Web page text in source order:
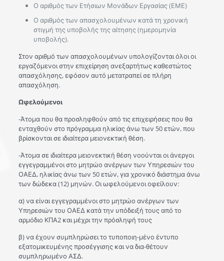
Ο αριθμός των Ετήσιων Μονάδων Εργασίας (ΕΜΕ)
Ο αριθμός των απασχολουμένων κατά τη χρονική
στιγμή της υποβολής της αίτησης (ημερομηνία
υποβολής).
Στον αριθμό των απασχολουμένων υπολογίζονται όλοι οι
εργαζόμενοι στην επιχείρηση ανεξαρτήτως καθεστώτος
απασχόλησης, εφόσον αυτό μετατραπεί σε πλήρη
απασχόληση.
Ωφελούμενοι
-Άτομα που θα προσληφθούν από τις επιχειρήσεις που θα
ενταχθούν στο πρόγραμμα ηλικίας άνω των 50 ετών, που
βρίσκονται σε ιδιαίτερα μειονεκτική θέση.
-Άτομα σε ιδιαίτερα μειονεκτική θέση νοούνται οι άνεργοι
εγγεγραμμένοι στο μητρώο ανέργων των Υπηρεσιών του
ΟΑΕΔ, ηλικίας άνω των 50 ετών, για χρονικό διάστημα άνω
των δώδεκα (12) μηνών. Οι ωφελούμενοι οφείλουν:
α) να είναι εγγεγραμμένοι στο μητρώο ανέργων των
Υπηρεσιών του ΟΑΕΔ κατά την υπόδειξή τους από το
αρμόδιο ΚΠΑ2 και μέχρι την πρόσληψή τους
β) να έχουν συμπληρώσει το τυποποιη-μένο έντυπο
εξατομικευμένης προσέγγισης και να δια-θέτουν
συμπληρωμένο ΑΣΔ.